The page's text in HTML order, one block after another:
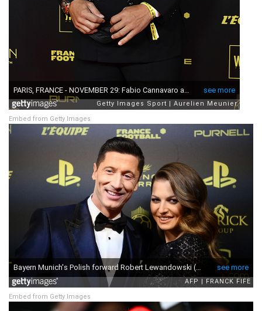
Embed from Getty Images
Embed from Getty Images